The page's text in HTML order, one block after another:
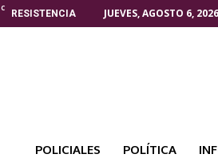
C
RESISTENCIA JUEVES, AGOSTO 6, 2026
POLICIALES POLÍTICA